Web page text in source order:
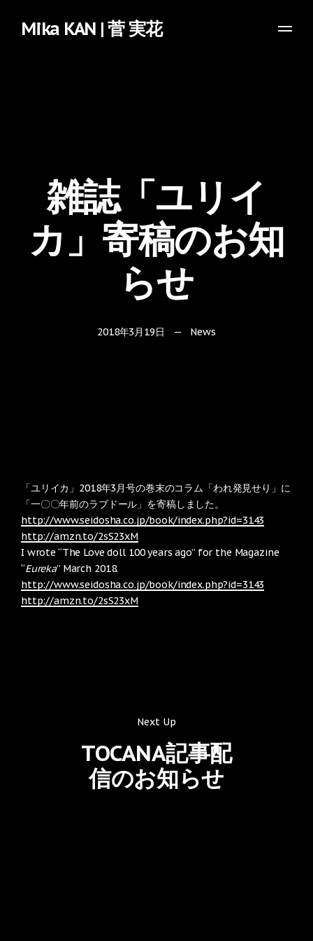
Mika KAN | 菅 実花
雑誌「ユリイ
カ」寄稿のお知
らせ
2018年3月19日 — News
「ユリイカ」2018年3月号の巻末のコラム「われ発見せり」に
「一〇〇年前のラブドール」を寄稿しました。
http://www.seidosha.co.jp/book/index.php?id=3143
http://amzn.to/2sS23xM
I wrote “The Love doll 100 years ago” for the Magazine
“Eureka” March 2018.
http://www.seidosha.co.jp/book/index.php?id=3143
http://amzn.to/2sS23xM
Next Up
TOCANA記事配
信のお知らせ